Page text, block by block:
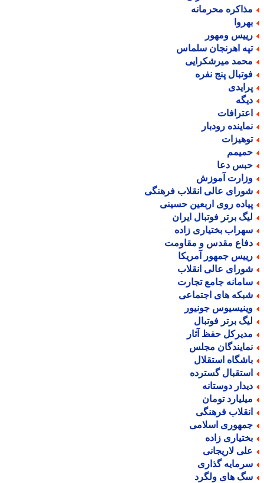
محرمانه
ومهور
اهرنجان سلماس
میرشکرایی
پنج نفره
رودبار
دعا
آموزش
عالی انقلاب فرهنگی
روی اربعین حسینی
برتر فوتبال ایران
بختیاری زاده
مقدس و مقاومت
جمهور آمریکا
عالی انقلاب
جامع تجارت
های اجتماعی
جونیور
برتر فوتبال
حفظ آثار
مجلس
استقلال
گسترده
دوستانه
تومان
فرهنگی
اسلامی
زاده
لاریجانی
گذاری
های ولگرد